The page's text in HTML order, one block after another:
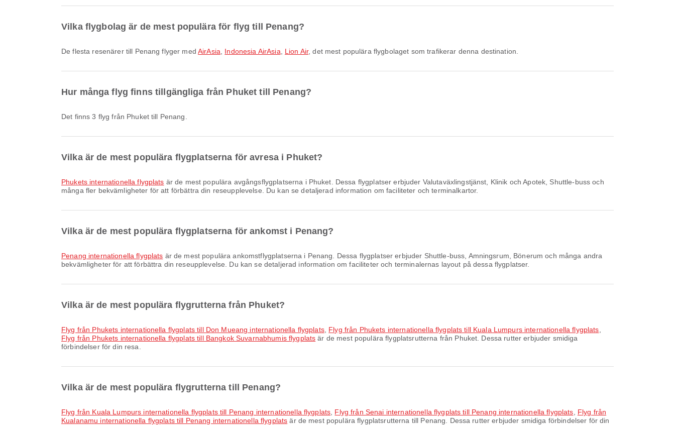
Vilka flygbolag är de mest populära för flyg till Penang?
De flesta resenärer till Penang flyger medAirAsia Indonesia AirAsia Lion Air, det mest populära flygbolaget som trafikerar denna destination.
Hur många flyg finns tillgängliga från Phuket till Penang?
Det finns 3 flyg från Phuket till Penang.
Vilka är de mest populära flygplatserna för avresa i Phuket?
Phukets internationella flygplats är de mest populära avgångsflygplatserna i Phuket. Dessa flygplatser erbjuder Valutaväxlingstjänst, Klinik och Apotek, Shuttle-buss och
många fler bekvämligheter för att förbättra din reseupplevelse. Du kan se detaljerad information om faciliteter och terminalkartor.
Vilka är de mest populära flygplatserna för ankomst i Penang?
Penang internationella flygplats är de mest populära ankomstflygplatserna i Penang. Dessa flygplatser erbjuder Shuttle-buss, Amningsrum, Bönerum och många andra
bekvämligheter för att förbättra din reseupplevelse. Du kan se detaljerad information om faciliteter och terminalernas layout på dessa flygplatser.
Vilka är de mest populära flygrutterna från Phuket?
Flyg från Phukets internationella flygplats till Don Mueang internationella flygplats, Flyg från Phukets internationella flygplats till Kuala Lumpurs internationella flygplats
Flyg från Phukets internationella flygplats till Bangkok Suvarnabhumis flygplats är de mest populära flygplatsrutterna från Phuket. Dessa rutter erbjuder smidiga
förbindelser för din resa.
Vilka är de mest populära flygrutterna till Penang?
Flyg från Kuala Lumpurs internationella flygplats till Penang internationella flygplats Flyg från Senai internationella flygplats till Penang internationella flygplats
Flyg från
Kualanamu internationella flygplats till Penang internationella flygplats är de mest populära flygplatsrutterna till Penang. Dessa rutter erbjuder smidiga förbindelser för din